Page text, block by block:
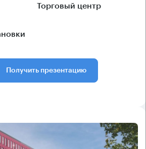
Торговый центр
Получить презентацию